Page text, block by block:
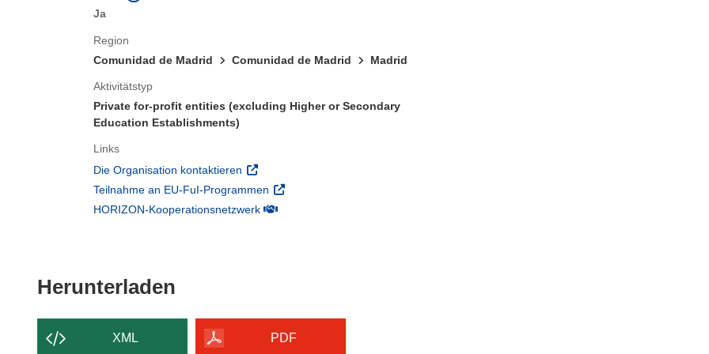
Ja
Region
Comunidad de Madrid
Comunidad de Madrid Madrid
Aktivitätstyp
Private for-profit entities (excluding Higher or Secondary
Education Establishments)
Links
Die Organisation kontaktieren (öffnet in neuem Fenster)
Teilnahme an EU-FuI-Programmen (öffnet in neuem Fenster)
HORIZON-Kooperationsnetzwerk(öffnet in neuem Fenster)
Herunterladen
XML PDF